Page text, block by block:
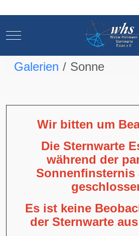
Mobile Menu Toggle
Galerien Sonne
Wir bitten um
Die Sternwarte
während der
Sonnenfinsternis
Es ist keine
der Sternwarte